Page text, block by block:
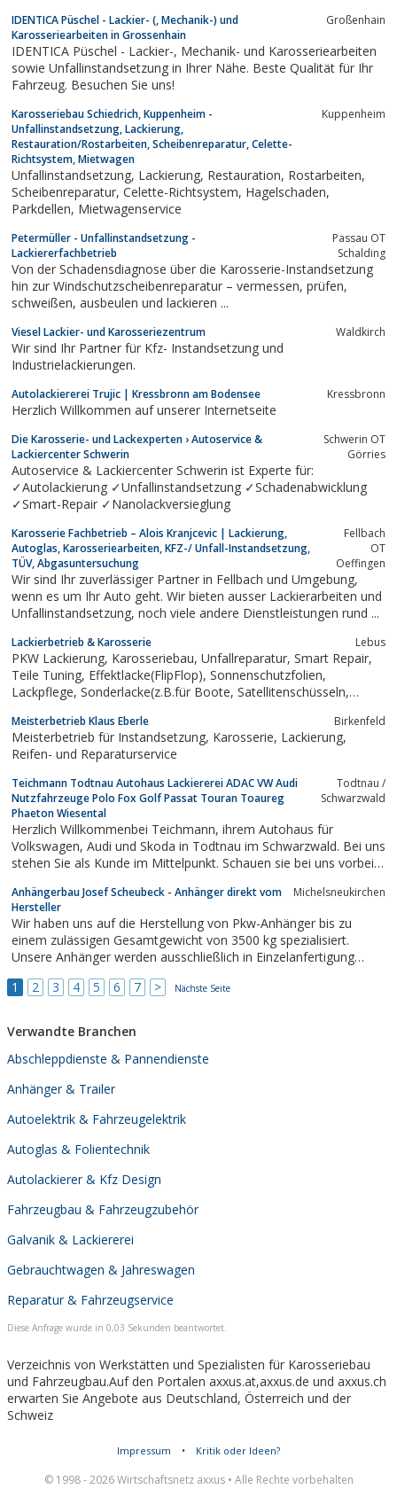
IDENTICA Püschel - Lackier- (, Mechanik-) und
Karosseriearbeiten in Grossenhain
Großenhain
IDENTICA Püschel - Lackier-, Mechanik- und Karosseriearbeiten
sowie Unfallinstandsetzung in Ihrer Nähe. Beste Qualität für Ihr
Fahrzeug. Besuchen Sie uns!
Karosseriebau Schiedrich, Kuppenheim -
Unfallinstandsetzung, Lackierung,
Restauration/Rostarbeiten, Scheibenreparatur, Celette-
Richtsystem, Mietwagen
Kuppenheim
Unfallinstandsetzung, Lackierung, Restauration, Rostarbeiten,
Scheibenreparatur, Celette-Richtsystem, Hagelschaden,
Parkdellen, Mietwagenservice
Petermüller - Unfallinstandsetzung -
Lackiererfachbetrieb
Passau OT
Schalding
Von der Schadensdiagnose über die Karosserie-Instandsetzung
hin zur Windschutzscheibenreparatur – vermessen, prüfen,
schweißen, ausbeulen und lackieren ...
Viesel Lackier- und Karosseriezentrum Waldkirch
Wir sind Ihr Partner für Kfz- Instandsetzung und
Industrielackierungen.
Autolackiererei Trujic | Kressbronn am Bodensee Kressbronn
Herzlich Willkommen auf unserer Internetseite
Die Karosserie- und Lackexperten › Autoservice &
Lackiercenter Schwerin
Schwerin OT
Görries
Autoservice & Lackiercenter Schwerin ist Experte für:
✓Autolackierung ✓Unfallinstandsetzung ✓Schadenabwicklung
✓Smart-Repair ✓Nanolackversieglung
Karosserie Fachbetrieb – Alois Kranjcevic | Lackierung,
Autoglas, Karosseriearbeiten, KFZ-/ Unfall-Instandsetzung,
TÜV, Abgasuntersuchung
Fellbach
OT
Oeffingen
Wir sind Ihr zuverlässiger Partner in Fellbach und Umgebung,
wenn es um Ihr Auto geht. Wir bieten ausser Lackierarbeiten und
Unfallinstandsetzung, noch viele andere Dienstleistungen rund ...
Lackierbetrieb & Karosserie Lebus
PKW Lackierung, Karosseriebau, Unfallreparatur, Smart Repair,
Teile Tuning, Effektlacke(FlipFlop), Sonnenschutzfolien,
Lackpflege, Sonderlacke(z.B.für Boote, Satellitenschüsseln,
Meisterbetrieb Klaus Eberle Birkenfeld
Meisterbetrieb für Instandsetzung, Karosserie, Lackierung,
Reifen- und Reparaturservice
Teichmann Todtnau Autohaus Lackiererei ADAC VW Audi
Nutzfahrzeuge Polo Fox Golf Passat Touran Toaureg
Phaeton Wiesental
Todtnau /
Schwarzwald
Herzlich Willkommenbei Teichmann, ihrem Autohaus für
Volkswagen, Audi und Skoda in Todtnau im Schwarzwald. Bei uns
stehen Sie als Kunde im Mittelpunkt. Schauen sie bei uns vorbei -
mit Rat und Tat zur Seite: von der Inspektion, über Reifen, bis
zum Kauf Ihres...
Anhängerbau Josef Scheubeck - Anhänger direkt vom
Hersteller
Michelsneukirchen
Wir haben uns auf die Herstellung von Pkw-Anhänger bis zu
einem zulässigen Gesamtgewicht von 3500 kg spezialisiert.
Unsere Anhänger werden ausschließlich in Einzelanfertigung
Wünschen und Erfordernissen unserer Kunden geplant und
1 2 3 4 5 6 7 > Nächste Seite
Verwandte Branchen
Abschleppdienste & Pannendienste
Anhänger & Trailer
Autoelektrik & Fahrzeugelektrik
Autoglas & Folientechnik
Autolackierer & Kfz Design
Fahrzeugbau & Fahrzeugzubehör
Galvanik & Lackiererei
Gebrauchtwagen & Jahreswagen
Reparatur & Fahrzeugservice
Diese Anfrage wurde in 0,03 Sekunden beantwortet.
Verzeichnis von Werkstätten und Spezialisten für Karosseriebau
und Fahrzeugbau.Auf den Portalen axxus.at,axxus.de und axxus.ch
erwarten Sie Angebote aus Deutschland, Österreich und der
Schweiz
Impressum • Kritik oder Ideen?
© 1998 - 2026 Wirtschaftsnetz axxus • Alle Rechte vorbehalten